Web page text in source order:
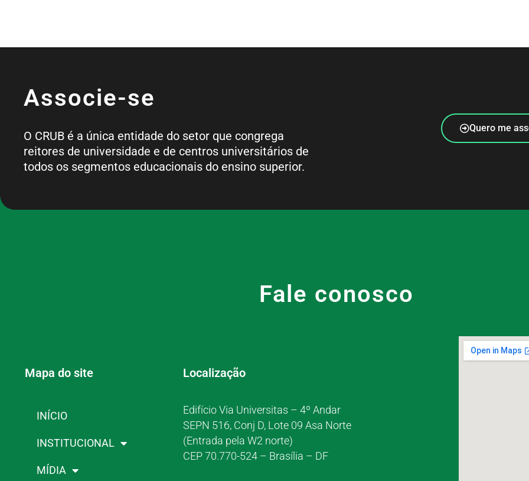
Associe-se
O CRUB é a única entidade do setor que congrega
reitores de universidade e de centros universitários de
todos os segmentos educacionais do ensino superior.
Quero me
Fale conosco
Mapa do site
INÍCIO
INSTITUCIONAL
MÍDIA
Localização
Edifício Via Universitas – 4º Andar
SEPN 516, Conj D, Lote 09 Asa Norte
(Entrada pela W2 norte)
CEP 70.770-524 – Brasília – DF